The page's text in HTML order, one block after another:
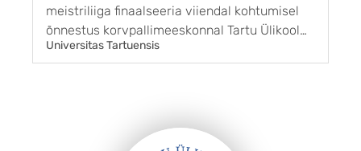
meistriliiga finaalseeria viiendal kohtumisel
õnnestus korvpallimeeskonnal Tartu Ülikool
Maks & Moorits võita BC Kalev/Cramo
võistkonda tulemusega 85 : 65. Sellega sai
Universitas Tartuensis